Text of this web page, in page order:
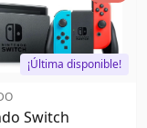
¡Última disponible!
Switch